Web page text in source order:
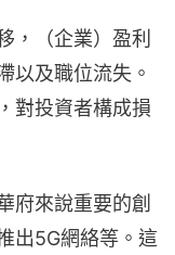
，（企業）盈利
以及職位流失。
對投資者構成損
府來說重要的創
出5G網絡等。這